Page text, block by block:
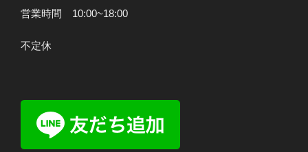
の
除”
営業時間 10:00~18:00
不定休